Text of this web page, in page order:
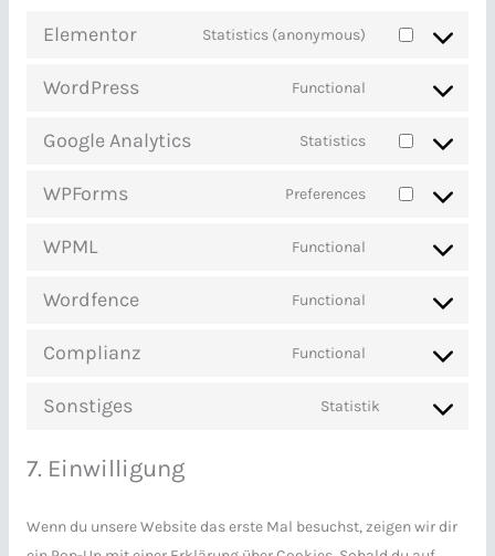
Elementor Statistics (anonymous)
WordPress Functional
Google Analytics Statistics
WPForms Preferences
WPML Functional
Wordfence Functional
Complianz Functional
Sonstiges Statistik
7. Einwilligung
Wenn du unsere Website das erste Mal besuchst, zeigen wir dir